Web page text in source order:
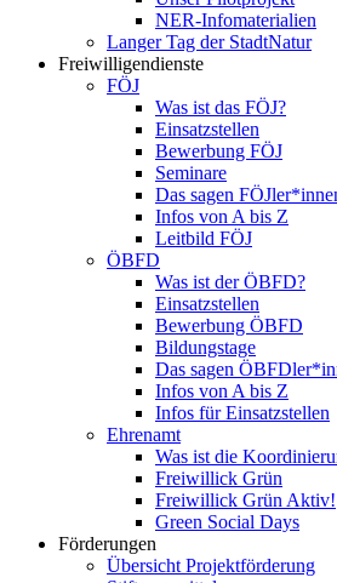
NER-Infomaterialien
Langer Tag der StadtNatur
Freiwilligendienste
FÖJ
Was ist das FÖJ?
Einsatzstellen
Bewerbung FÖJ
Seminare
Das sagen
Infos von A bis Z
Leitbild FÖJ
ÖBFD
Was ist der ÖBFD?
Einsatzstellen
Bewerbung ÖBFD
Bildungstage
Das sagen
Infos von A bis Z
Infos für Einsatzstellen
Ehrenamt
Was ist die
Freiwillick Grün
Freiwillick Grün Aktiv!
Green Social Days
Förderungen
Übersicht Projektförderung